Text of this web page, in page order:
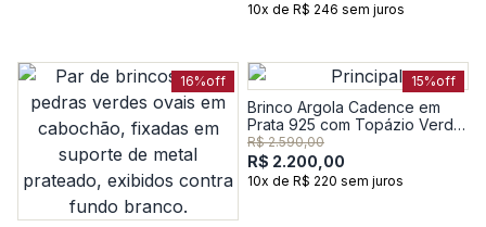
10x de R$ 246 sem juros
16%off 15%off
Brinco Argola Cadence em
Prata 925 com Topázio Verde
e Safira
R$ 2.590,00
R$ 2.200,00
10x de R$ 220 sem juros